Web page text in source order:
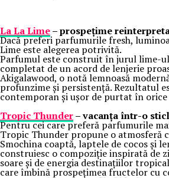
La La Lime– prospețime
Dacă preferi parfumurile fresh,
Lime este alegerea potrivită.
Parfumul este construit în jurul lime-
completat de un acord de lenjerie
Akigalawood, o notă lemnoasă
profunzime și persistență. Rezultatul
contemporan și ușor de purtat în
Tropic Thunder– vacanța într-o
Pentru cei care preferă parfumurile
Tropic Thunder propune o atmosferă
Smochina coaptă, laptele de cocos și
construiesc o compoziție inspirată de
soare și de energia destinațiilor
care îmbină prospețimea fructelor cu